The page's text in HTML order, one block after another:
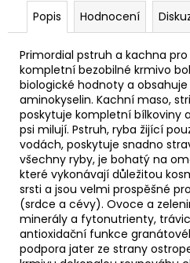
Popis Hodnocení
Primordial pstruh a kachna
kompletní bezobilné krmivo
biologické hodnoty a
aminokyselin. Kachní maso,
poskytuje kompletní bílkoviny
psi milují. Pstruh, ryba žijící
vodách, poskytuje snadno
všechny ryby, je bohatý na
které vykonávají důležitou
srsti a jsou velmi prospěšné
(srdce a cévy). Ovoce a
minerály a fytonutrienty,
antioxidační funkce
podpora jater ze strany
e